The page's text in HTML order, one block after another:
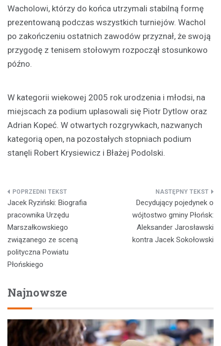
Wacholowi, którzy do końca utrzymali stabilną formę
prezentowaną podczas wszystkich turniejów. Wachol
po zakończeniu ostatnich zawodów przyznał, że swoją
przygodę z tenisem stołowym rozpoczął stosunkowo
późno.
W kategorii wiekowej 2005 rok urodzenia i młodsi, na
miejscach za podium uplasowali się Piotr Dytlow oraz
Adrian Kopeć. W otwartych rozgrywkach, nazwanych
kategorią open, na pozostałych stopniach podium
stanęli Robert Krysiewicz i Błażej Podolski.
Nawigacja
wpisu
Jacek Ryziński: Biografia
pracownika Urzędu
Marszałkowskiego
związanego ze sceną
polityczna Powiatu
Płońskiego
Decydujący pojedynek o
wójtostwo gminy Płońsk:
Aleksander Jarosławski
kontra Jacek Sokołowski
Najnowsze